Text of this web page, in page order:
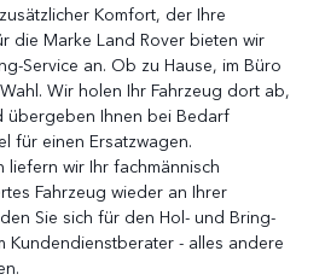
Komfort, der Ihre
die Marke Land Rover bieten wir
Service an. Ob zu Hause, im Büro
Wir holen Ihr Fahrzeug dort ab,
übergeben Ihnen bei Bedarf
für einen Ersatzwagen.
liefern wir Ihr fachmännisch
Fahrzeug wieder an Ihrer
Sie sich für den Hol- und Bring-
Kundendienstberater - alles andere